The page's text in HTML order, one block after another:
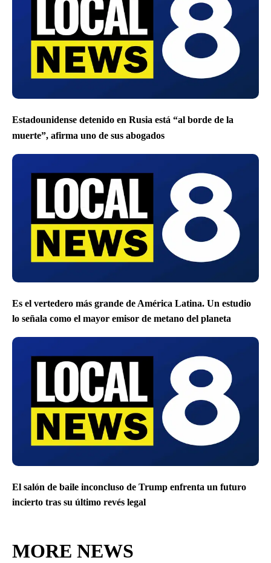
Estadounidense detenido en Rusia está “al borde de la
muerte”, afirma uno de sus abogados
Es el vertedero más grande de América Latina. Un estudio
lo señala como el mayor emisor de metano del planeta
El salón de baile inconcluso de Trump enfrenta un futuro
incierto tras su último revés legal
MORE NEWS